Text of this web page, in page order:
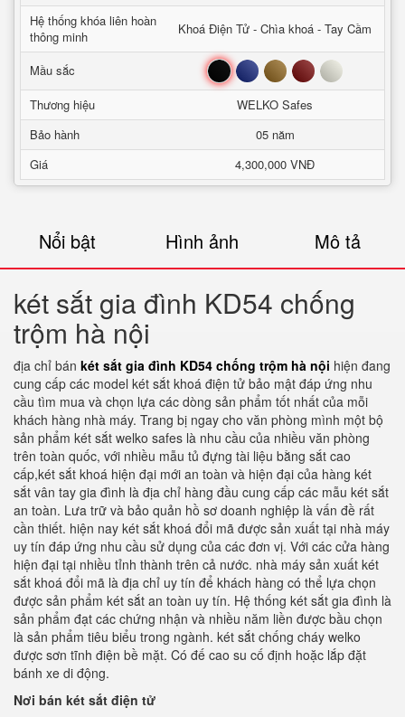
Hệ thống khóa liên hoàn
thông minh
Khoá Điện Tử - Chìa khoá - Tay Cầm
Mầu sắc Đen Xanh Nâu Đỏ Trắng
Thương hiệu
WELKO Safes
Bảo hành
05 năm
Giá
4,300,000 VNĐ
Nổi bật Hình ảnh Mô tả
két sắt gia đình KD54 chống
trộm hà nội
địa chỉ bán két sắt gia đình KD54 chống trộm hà nội hiện đang
cung cấp các model két sắt khoá điện tử bảo mật đáp ứng nhu
cầu tìm mua và chọn lựa các dòng sản phẩm tốt nhất của mỗi
khách hàng nhà máy. Trang bị ngay cho văn phòng mình một bộ
sản phẩm két sắt welko safes là nhu cầu của nhiều văn phòng
trên toàn quốc, với nhiều mẫu tủ đựng tài liệu bằng sắt cao
cấp,két sắt khoá hiện đại mới an toàn và hiện đại của hàng két
sắt vân tay gia đình là địa chỉ hàng đầu cung cấp các mẫu két sắt
an toàn. Lưa trữ và bảo quản hồ sơ doanh nghiệp là vấn đề rất
cần thiết. hiện nay két sắt khoá đổi mã được sản xuất tại nhà máy
uy tín đáp ứng nhu cầu sử dụng của các đơn vị. Với các cửa hàng
hiện đại tại nhiều tỉnh thành trên cả nước. nhà máy sản xuất két
sắt khoá đổi mã là địa chỉ uy tín để khách hàng có thể lựa chọn
được sản phẩm két sắt an toàn uy tín. Hệ thống két sắt gia đình là
sản phẩm đạt các chứng nhận và nhiều năm liền được bầu chọn
là sản phẩm tiêu biểu trong ngành. két sắt chống cháy welko
được sơn tĩnh điện bề mặt. Có đế cao su cố định hoặc lắp đặt
bánh xe di động.
Nơi bán két sắt điện tử